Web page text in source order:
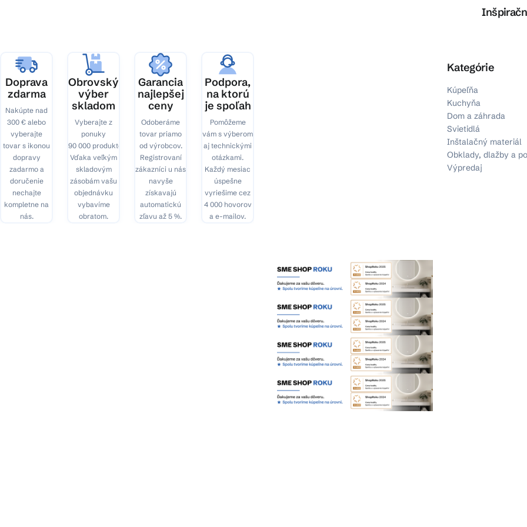
Doprava
zdarma
Nakúpte nad
300 € alebo
vyberajte
tovar s ikonou
dopravy
zadarmo a
doručenie
nechajte
kompletne na
nás.
Obrovský
výber
skladom
Vyberajte z
ponuky
90 000 produktov.
Vďaka veľkým
skladovým
zásobám vašu
objednávku
vybavíme
obratom.
Garancia
najlepšej
ceny
Odoberáme
tovar priamo
od výrobcov.
Registrovaní
zákazníci u nás
navyše
získavajú
automatickú
zľavu až 5 %.
Podpora,
na ktorú
je spoľah
Pomôžeme
vám s výberom
aj technickými
otázkami.
Každý mesiac
úspešne
vyriešime cez
4 000 hovorov
a e-mailov.
Kategórie
Kúpeľňa
Kuchyňa
Dom a záhrada
Svietidlá
Inštalačný materiál
Obklady, dlažby a
Výpredaj